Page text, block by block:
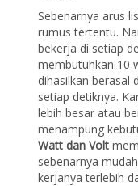
Sebenarnya arus
rumus tertentu.
bekerja di setiap
membutuhkan 10
dihasilkan berasal
setiap detiknya.
lebih besar atau
menampung
Watt dan Volt
sebenarnya
kerjanya terlebih